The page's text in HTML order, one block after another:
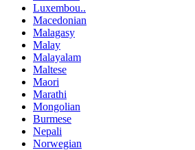
Luxembou..
Macedonian
Malagasy
Malay
Malayalam
Maltese
Maori
Marathi
Mongolian
Burmese
Nepali
Norwegian